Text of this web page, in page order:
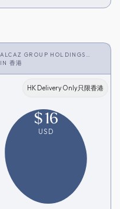
ALCAZ GROUP HOLDINGS
LIMITED
IN 香港
HK Delivery Only只限香港
$16
USD